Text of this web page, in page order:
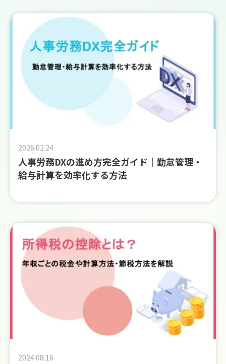
2026.02.24
人事労務DXの進め方完全ガイド｜勤怠管理・
給与計算を効率化する方法
2024.08.16